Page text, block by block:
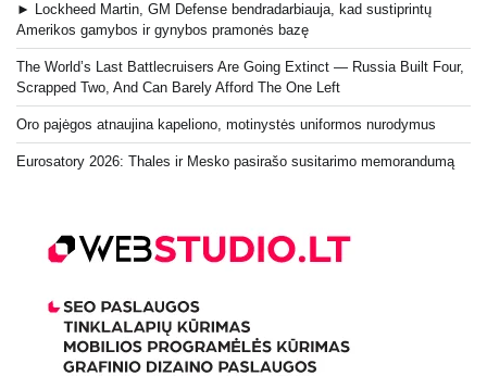
► Lockheed Martin, GM Defense bendradarbiauja, kad sustiprintų
Amerikos gamybos ir gynybos pramonės bazę
The World’s Last Battlecruisers Are Going Extinct — Russia Built Four,
Scrapped Two, And Can Barely Afford The One Left
Oro pajėgos atnaujina kapeliono, motinystės uniformos nurodymus
Eurosatory 2026: Thales ir Mesko pasirašo susitarimo memorandumą